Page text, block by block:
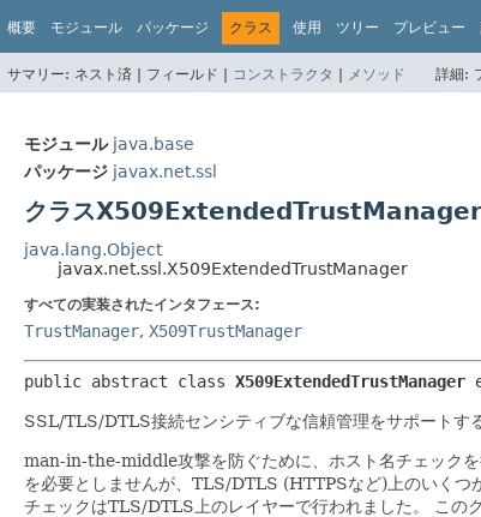
概要 モジュール パッケージ クラス 使用 ツリー プレビュー
サマリー: ネスト済 | フィールド | コンストラクタ | メソッド 詳細:
モジュール java.base
パッケージ javax.net.ssl
クラスX509ExtendedTrustManager
java.lang.Object
javax.net.ssl.X509ExtendedTrustManager
すべての実装されたインタフェース:
TrustManager, X509TrustManager
public abstract class X509ExtendedTrustManager
SSL/TLS/DTLS接続センシティブな信頼管理をサポートす
man-in-the-middle攻撃を防ぐために、ホスト名チェックを
を必要としませんが、TLS/DTLS (HTTPSなど)上のいくつ
チェックはTLS/DTLS上のレイヤーで行われました。
この